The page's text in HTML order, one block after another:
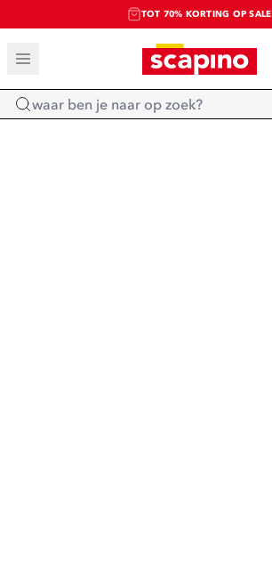
TOT 70% KORTING OP SALE
SALE: LAATSTE KANS!
SHOP NIEUW
Home